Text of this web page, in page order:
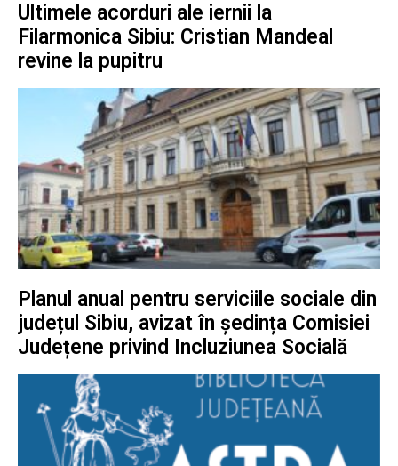
Ultimele acorduri ale iernii la
Filarmonica Sibiu: Cristian Mandeal
revine la pupitru
Planul anual pentru serviciile sociale din
județul Sibiu, avizat în ședința Comisiei
Județene privind Incluziunea Socială